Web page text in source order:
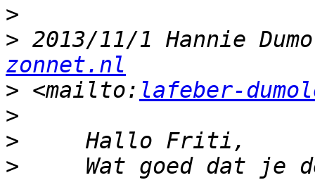
>
> 2013/11/1 Hannie
zonnet.nl
> <mailto: lafeber-
>
>
>
Wat goed dat je